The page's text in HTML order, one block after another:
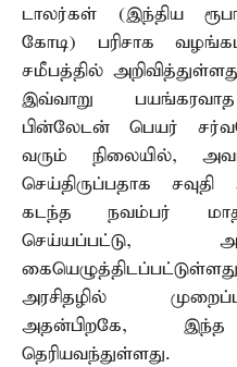
டாலர்கள் (இந்திய
கோடி) பரிசாக
சமீபத்தில்
இவ்வாறு
பின்லேடன் பெயர்
வரும் நிலையில்,
செய்திருப்பதாக சவுதி
கடந்த நவம்பர்
செய்யப்பட்டு,
அரசிதழில்
அதன்பிறகே,
தெரியவந்துள்ளது.